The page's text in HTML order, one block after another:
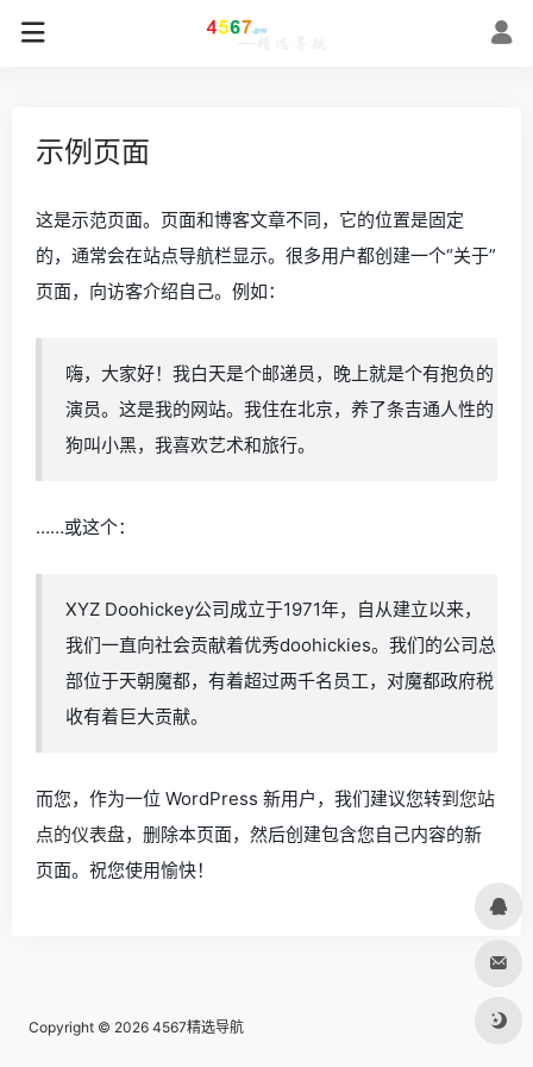
示例页面
这是示范页面。页面和博客文章不同，它的位置是固定
的，通常会在站点导航栏显示。很多用户都创建一个“关于”
页面，向访客介绍自己。例如：
嗨，大家好！我白天是个邮递员，晚上就是个有抱负的
演员。这是我的网站。我住在北京，养了条吉通人性的
狗叫小黑，我喜欢艺术和旅行。
……或这个：
XYZ Doohickey公司成立于1971年，自从建立以来，
我们一直向社会贡献着优秀doohickies。我们的公司总
部位于天朝魔都，有着超过两千名员工，对魔都政府税
收有着巨大贡献。
而您，作为一位 WordPress 新用户，我们建议您转到您站
点的仪表盘，删除本页面，然后创建包含您自己内容的新
页面。祝您使用愉快！
Copyright © 2026 4567精选导航